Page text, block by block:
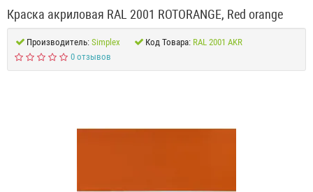
Краска акриловая RAL 2001 ROTORANGE, Red orange
Производитель: Simplex Код Товара: RAL 2001 AKR
0 отзывов